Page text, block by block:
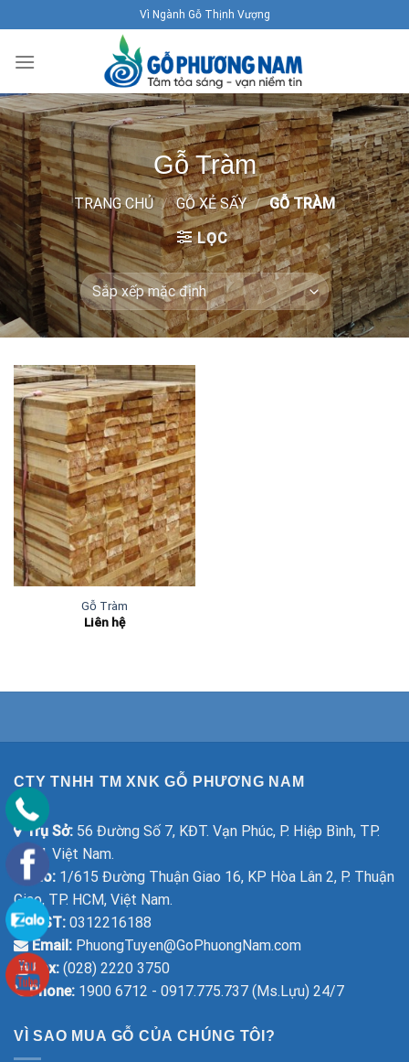
to
content
Vì Ngành Gỗ Thịnh Vượng
Gỗ Tràm
TRANG CHỦ / GỖ XẺ SẤY / GỖ TRÀM
LỌC
Gỗ Tràm
Liên hệ
CTY TNHH TM XNK GỖ PHƯƠNG NAM
Trụ Sở: 56 Đường Số 7, KĐT. Vạn Phúc, P. Hiệp Bình, TP.
HCM, Việt Nam.
Kho: 1/615 Đường Thuận Giao 16, KP Hòa Lân 2, P. Thuận
Giao, TP. HCM, Việt Nam.
MST: 0312216188
Email: PhuongTuyen@GoPhuongNam.com
Fax: (028) 2220 3750
Phone: 1900 6712 - 0917.775.737 (Ms.Lựu) 24/7
VÌ SAO MUA GỖ CỦA CHÚNG TÔI?